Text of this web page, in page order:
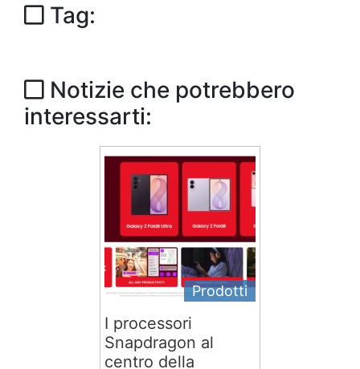
Tag:
Notizie che potrebbero
interessarti:
Prodotti
I processori
Snapdragon al
centro della